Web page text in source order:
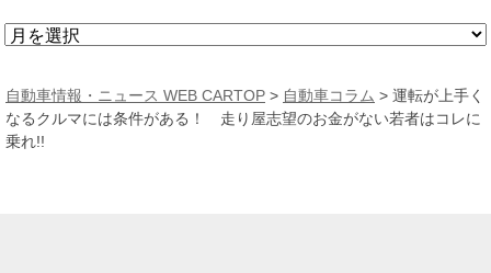
ア
カ
イ
ブ
自動車情報・ニュース WEB CARTOP > 自動車コラム > 運転が上手く
なるクルマには条件がある！ 走り屋志望のお金がない若者はコレに
乗れ!!